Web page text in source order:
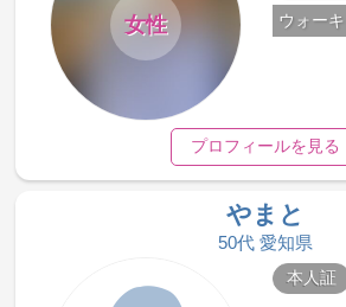
女性 ウォー
プロフィールを見る
やまと
50代 愛知県
本人証